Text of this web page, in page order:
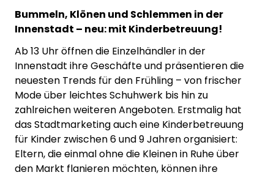
Bummeln, Klönen und Schlemmen in der
Innenstadt – neu: mit Kinderbetreuung!
Ab 13 Uhr öffnen die Einzelhändler in der
Innenstadt ihre Geschäfte und präsentieren die
neuesten Trends für den Frühling – von frischer
Mode über leichtes Schuhwerk bis hin zu
zahlreichen weiteren Angeboten. Erstmalig hat
das Stadtmarketing auch eine Kinderbetreuung
für Kinder zwischen 6 und 9 Jahren organisiert:
Eltern, die einmal ohne die Kleinen in Ruhe über
den Markt flanieren möchten, können ihre